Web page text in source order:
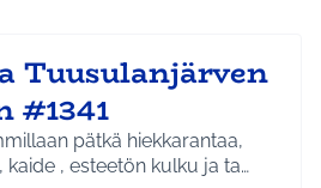
Tuusulanjärven
#1341
, esteetön kulku ja ta…